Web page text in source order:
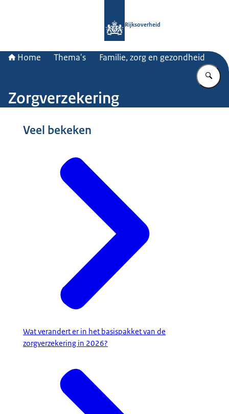
Rijksoverheid
Home Thema's Familie, zorg en gezondheid
Zorgverzekering
Veel bekeken
Wat verandert er in het basispakket van de
zorgverzekering in 2026?